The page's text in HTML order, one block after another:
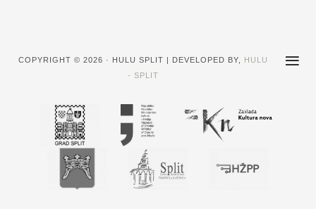
COPYRIGHT © 2026 · HULU SPLIT | DEVELOPED BY,
HULU
- SPLIT